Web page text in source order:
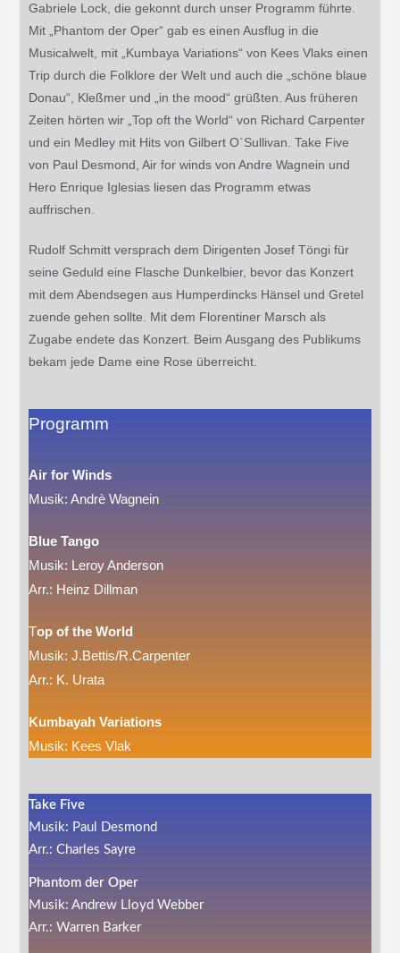
Gabriele Lock, die gekonnt durch unser Programm führte.
Mit „Phantom der Oper“ gab es einen Ausflug in die
Musicalwelt, mit „Kumbaya Variations“ von Kees Vlaks einen
Trip durch die Folklore der Welt und auch die „schöne blaue
Donau“, Kleßmer und „in the mood“ grüßten. Aus früheren
Zeiten hörten wir „Top oft the World“ von Richard Carpenter
und ein Medley mit Hits von Gilbert O`Sullivan. Take Five
von Paul Desmond, Air for winds von Andre Wagnein und
Hero Enrique Iglesias liesen das Programm etwas
auffrischen.
Rudolf Schmitt versprach dem Dirigenten Josef Töngi für
seine Geduld eine Flasche Dunkelbier, bevor das Konzert
mit dem Abendsegen aus Humperdincks Hänsel und Gretel
zuende gehen sollte. Mit dem Florentiner Marsch als
Zugabe endete das Konzert. Beim Ausgang des Publikums
bekam jede Dame eine Rose überreicht.
Programm
Air for Winds
Musik: Andrè Wagnein
Blue Tango
Musik: Leroy Anderson
Arr.: Heinz Dillman
Top of the World
Musik: J.Bettis/R.Carpenter
Arr.: K. Urata
Kumbayah Variations
Musik: Kees Vlak
Take Five
Musik: Paul Desmond
Arr.: Charles Sayre
Phantom der Oper
Musik: Andrew Lloyd Webber
Arr.: Warren Barker